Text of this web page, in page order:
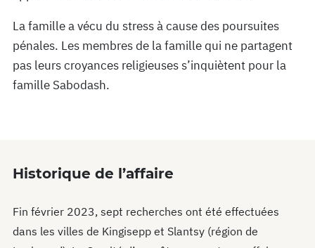
La famille a vécu du stress à cause des poursuites
pénales. Les membres de la famille qui ne partagent
pas leurs croyances religieuses s’inquiètent pour la
famille Sabodash.
Historique de l’affaire
Fin février 2023, sept recherches ont été effectuées
dans les villes de Kingisepp et Slantsy (région de